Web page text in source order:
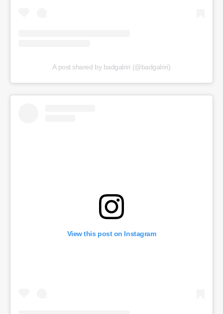
A post shared by badgalriri (@badgalriri)
View this post on Instagram